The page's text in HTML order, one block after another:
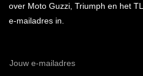
over Moto Guzzi, Triumph en het
e-mailadres in.
E-